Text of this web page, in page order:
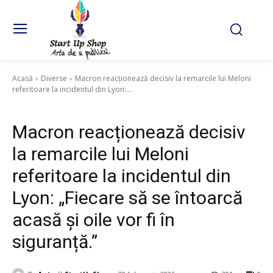
Acasă Diverse
Macron reacționează decisiv la remarcile lui Meloni
referitoare la incidentul din Lyon:...
Macron reacționează decisiv
la remarcile lui Meloni
referitoare la incidentul din
Lyon: „Fiecare să se întoarcă
acasă și oile vor fi în
siguranță.”